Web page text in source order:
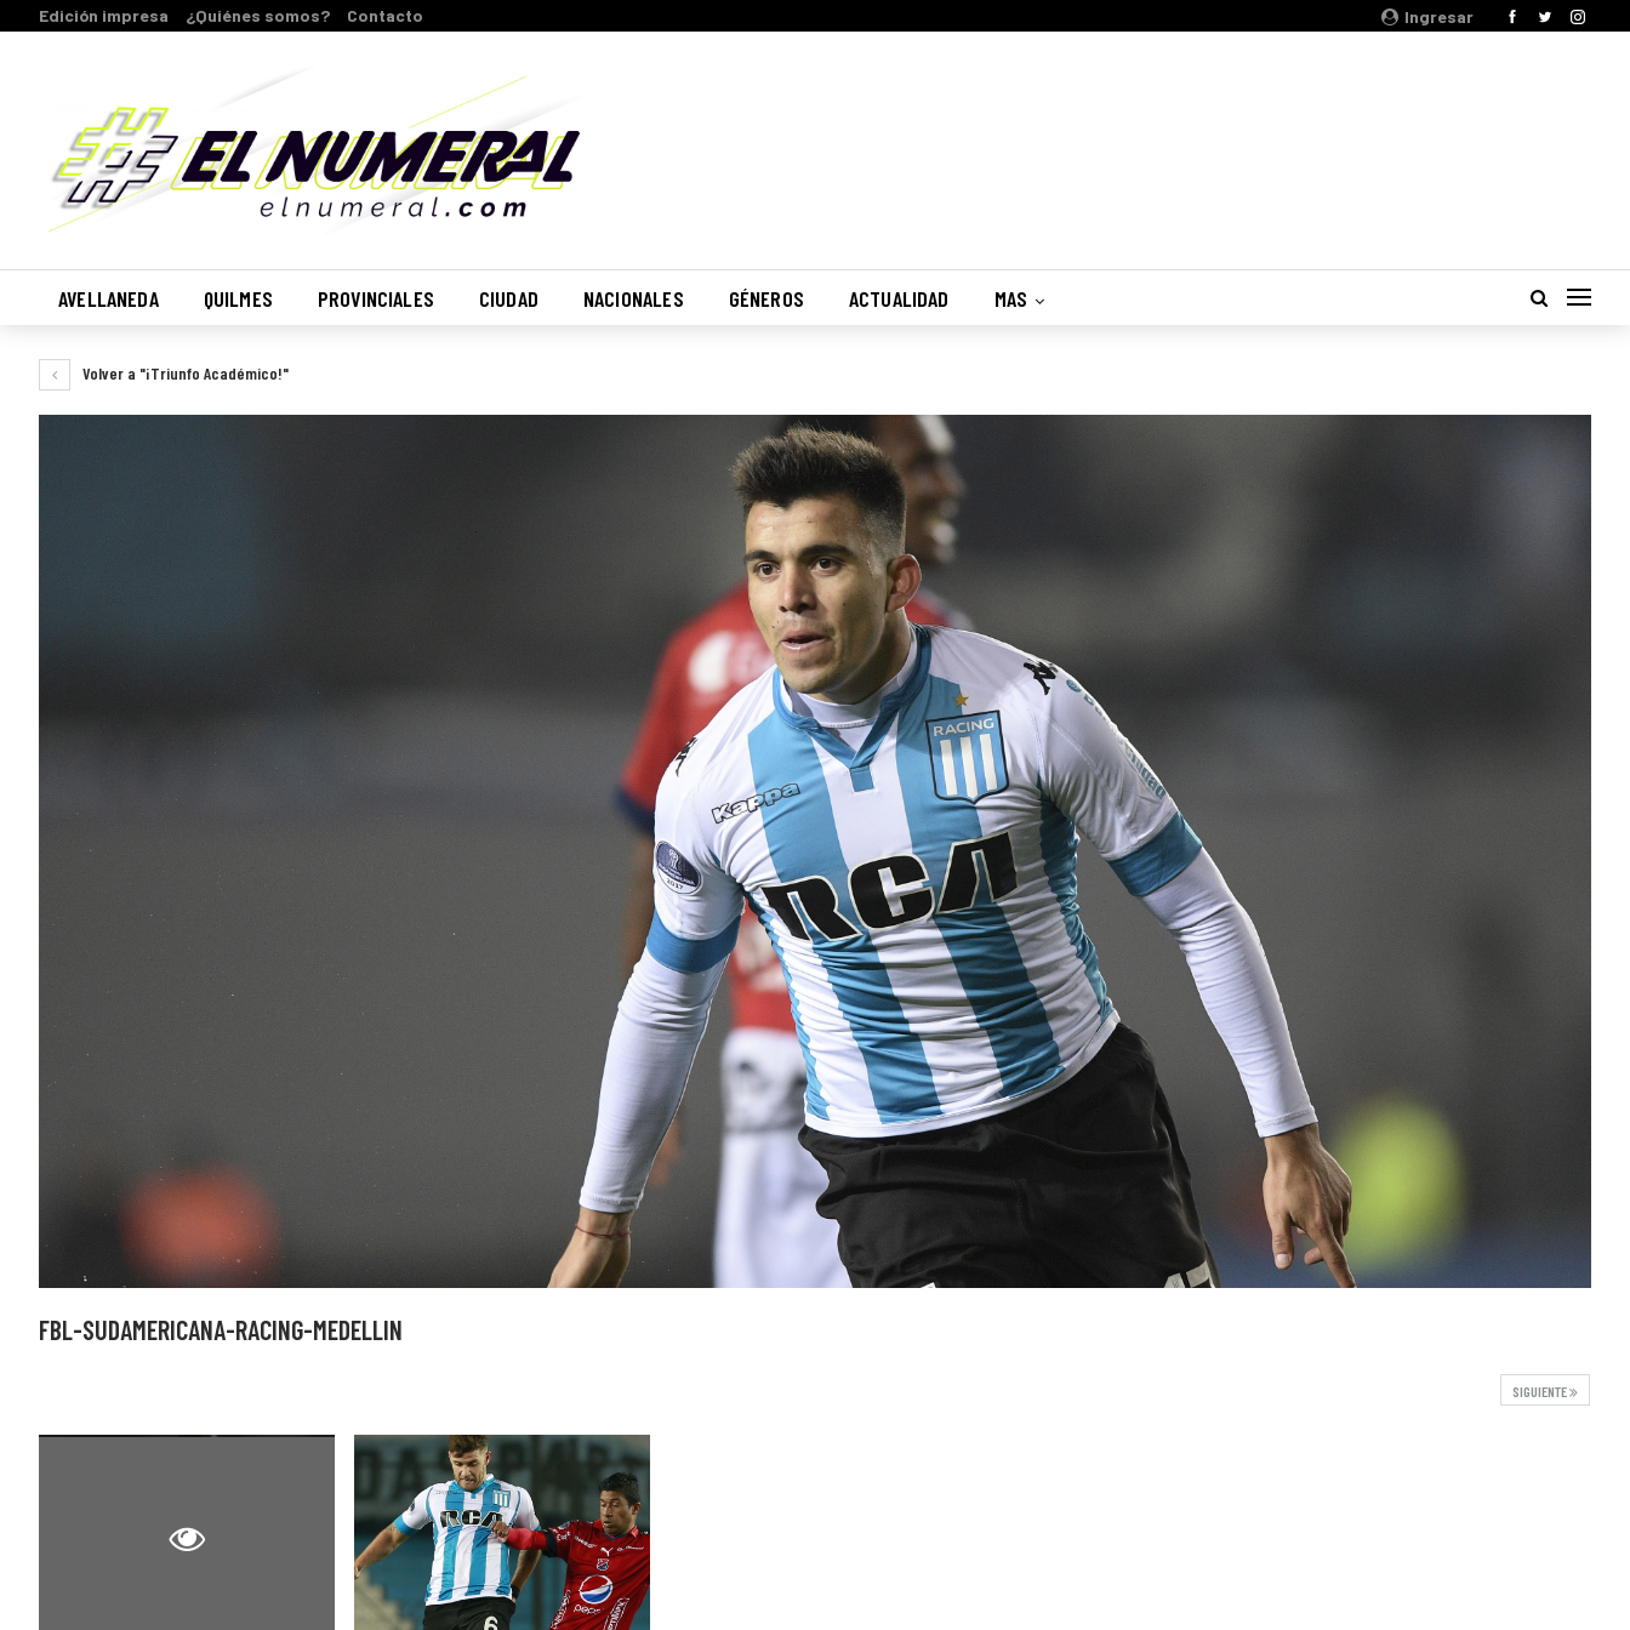
Ingresar
Edición impresa ¿Quiénes somos? Contacto
AVELLANEDA QUILMES PROVINCIALES CIUDAD NACIONALES GÉNEROS ACTUALIDAD MAS
Volver a "¡Triunfo Académico!"
FBL-SUDAMERICANA-RACING-MEDELLIN
SIGUIENTE